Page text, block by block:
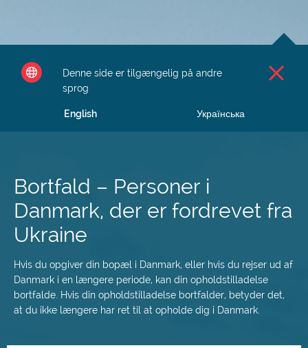
hovedindhold
Denne side er tilgængelig på andre
sprog
English Українська
Bortfald – Personer i
Danmark, der er fordrevet fra
Ukraine
Hvis du opgiver din bopæl i Danmark, eller hvis du rejser ud af
Danmark i en længere periode, kan din opholdstilladelse
bortfalde. Hvis din opholdstilladelse bortfalder, betyder det,
at du ikke længere har ret til at opholde dig i Danmark.